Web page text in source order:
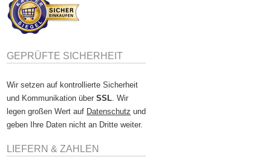
GEPRÜFTE SICHERHEIT
Wir setzen auf kontrollierte Sicherheit
und Kommunikation überSSL. Wir
legen großen Wert auf Datenschutz und
geben Ihre Daten nicht an Dritte weiter.
LIEFERN & ZAHLEN